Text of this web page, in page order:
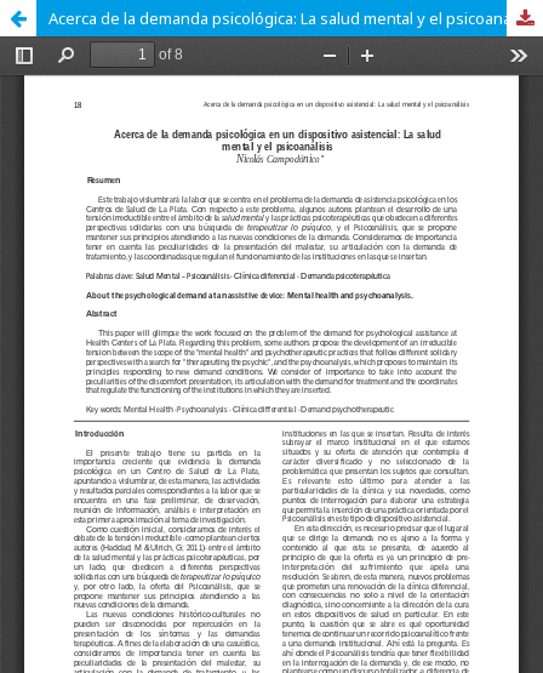
Acerca de la demanda psicológica: La salud mental y el psicoanálisis.